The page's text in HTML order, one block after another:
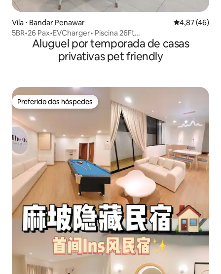
Vila ⋅ Bandar Penawar 4,87 de uma
4,87 (46)
5BR•26 Pax•EVCharger• Piscina 26Ft
•Churrasco•Snoker•KTV&More
Aluguel por temporada de casas
privativas pet friendly
Preferido dos hóspedes
Preferido dos hóspedes